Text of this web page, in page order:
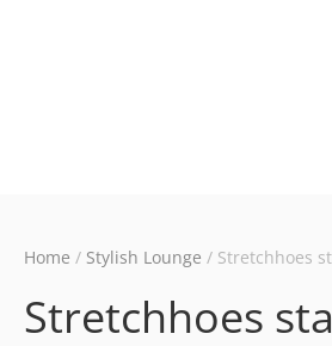
Home / Stylish Lounge / Stretchhoes
Stretchhoes